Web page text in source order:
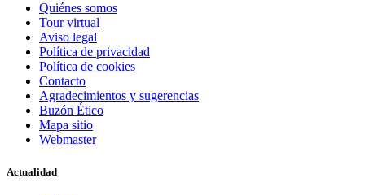
Quiénes somos
Tour virtual
Aviso legal
Política de privacidad
Política de cookies
Contacto
Agradecimientos y sugerencias
Buzón Ético
Mapa sitio
Webmaster
Actualidad